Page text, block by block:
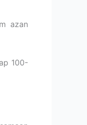
azan
100-